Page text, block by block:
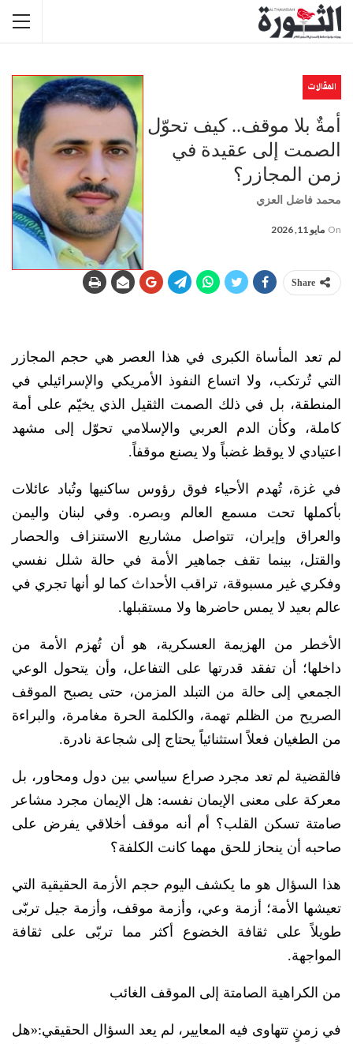
المقالات
أمةٌ بلا موقف.. كيف تحوّل
الصمت إلى عقيدة في
زمن المجازر؟
محمد فاضل العزي
On مايو 11, 2026
Share
لم تعد المأساة الكبرى في هذا العصر هي حجم المجازر
التي تُرتكب، ولا اتساع النفوذ الأمريكي والإسرائيلي في
المنطقة، بل في ذلك الصمت الثقيل الذي يخيّم على أمة
كاملة، وكأن الدم العربي والإسلامي تحوّل إلى مشهد
اعتيادي لا يوقظ غضباً ولا يصنع موقفاً.
في غزة، تُهدم الأحياء فوق رؤوس ساكنيها وتُباد عائلات
بأكملها تحت مسمع العالم وبصره. وفي لبنان واليمن
والعراق وإيران، تتواصل مشاريع الاستنزاف والحصار
والقتل، بينما تقف جماهير الأمة في حالة شلل نفسي
وفكري غير مسبوقة، تراقب الأحداث كما لو أنها تجري في
عالم بعيد لا يمس حاضرها ولا مستقبلها.
الأخطر من الهزيمة العسكرية، هو أن تُهزم الأمة من
داخلها؛ أن تفقد قدرتها على التفاعل، وأن يتحول الوعي
الجمعي إلى حالة من التبلد المزمن، حتى يصبح الموقف
الصريح من الظلم تهمة، والكلمة الحرة مغامرة، والبراءة
من الطغيان فعلاً استثنائياً يحتاج إلى شجاعة نادرة.
فالقضية لم تعد مجرد صراع سياسي بين دول ومحاور، بل
معركة على معنى الإيمان نفسه: هل الإيمان مجرد مشاعر
صامتة تسكن القلب؟ أم أنه موقف أخلاقي يفرض على
صاحبه أن ينحاز للحق مهما كانت الكلفة؟
هذا السؤال هو ما يكشف اليوم حجم الأزمة الحقيقية التي
تعيشها الأمة؛ أزمة وعي، وأزمة موقف، وأزمة جيل تربّى
طويلاً على ثقافة الخضوع أكثر مما تربّى على ثقافة
المواجهة.
من الكراهية الصامتة إلى الموقف الغائب
في زمنٍ تتهاوى فيه المعايير، لم يعد السؤال الحقيقي:«هل